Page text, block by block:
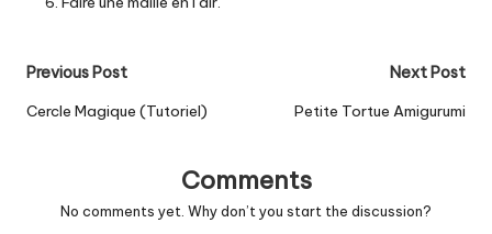
Post
navigation
Previous Post
Cercle Magique (Tutoriel)
Next Post
Petite Tortue Amigurumi
Comments
No comments yet. Why don’t you start the discussion?